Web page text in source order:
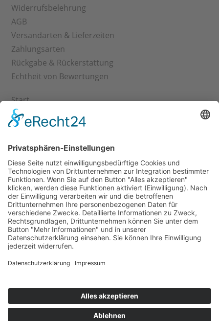
Widerrufsbelehrung
AGB
Versandarten & Lieferzeiten
Zahlungsarten
Rückgabe & Rückerstattung
Echtheit von Bewertungen
Start
Kontakt
Shop
Warenkorb
Kasse
Vertrag widerrufen
vorbehalten.